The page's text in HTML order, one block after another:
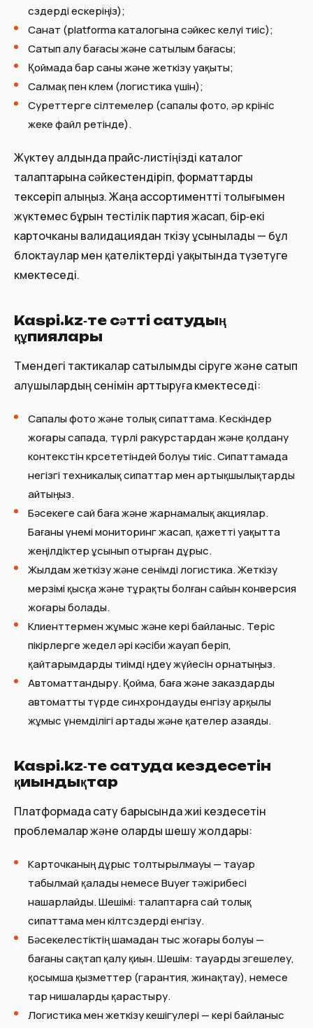
сөздерді ескеріңіз);
Санат (platforma каталогына сәйкес келуі тиіс);
Сатып алу бағасы және сатылым бағасы;
Қоймада бар саны және жеткізу уақыты;
Салмақ пен көлем (логистика үшін);
Суреттерге сілтемелер (сапалы фото, әр көрініс
жеке файл ретінде).
Жүктеу алдында прайс‑листіңізді каталог
талаптарына сәйкестендіріп, форматтарды
тексеріп алыңыз. Жаңа ассортиментті толығымен
жүктемес бұрын тестілік партия жасап, бір‑екі
карточканы валидациядан өткізу ұсынылады — бұл
блоктаулар мен қателіктерді уақытында түзетуге
көмектеседі.
Kaspi.kz‑те сәтті сатудың
құпиялары
Төмендегі тактикалар сатылымды өсіруге және сатып
алушылардың сенімін арттыруға көмектеседі:
Сапалы фото және толық сипаттама. Кескіндер
жоғары сапада, түрлі ракурстардан және қолдану
контекстін көрсететіндей болуы тиіс. Сипаттамада
негізгі техникалық сипаттар мен артықшылықтарды
айтыңыз.
Бәсекеге сай баға және жарнамалық акциялар.
Бағаны үнемі мониторинг жасап, қажетті уақытта
жеңілдіктер ұсынып отырған дұрыс.
Жылдам жеткізу және сенімді логистика. Жеткізу
мерзімі қысқа және тұрақты болған сайын конверсия
жоғары болады.
Клиенттермен жұмыс және кері байланыс. Теріс
пікірлерге жедел әрі кәсіби жауап беріп,
қайтарымдарды тиімді өңдеу жүйесін орнатыңыз.
Автоматтандыру. Қойма, баға және заказдарды
автоматты түрде синхрондауды енгізу арқылы
жұмыс үнемділігі артады және қателер азаяды.
Kaspi.kz‑те сатуда кездесетін
қиындықтар
Платформада сату барысында жиі кездесетін
проблемалар және оларды шешу жолдары:
Карточканың дұрыс толтырылмауы — тауар
табылмай қалады немесе Buyer тәжірибесі
нашарлайды. Шешімі: талаптарға сай толық
сипаттама мен кілтсөздерді енгізу.
Бәсекелестіктің шамадан тыс жоғары болуы —
бағаны сақтап қалу қиын. Шешім: тауарды өзгешелеу,
қосымша қызметтер (гарантия, жинақтау), немесе
тар нишаларды қарастыру.
Логистика мен жеткізу кешігулері — кері байланыс